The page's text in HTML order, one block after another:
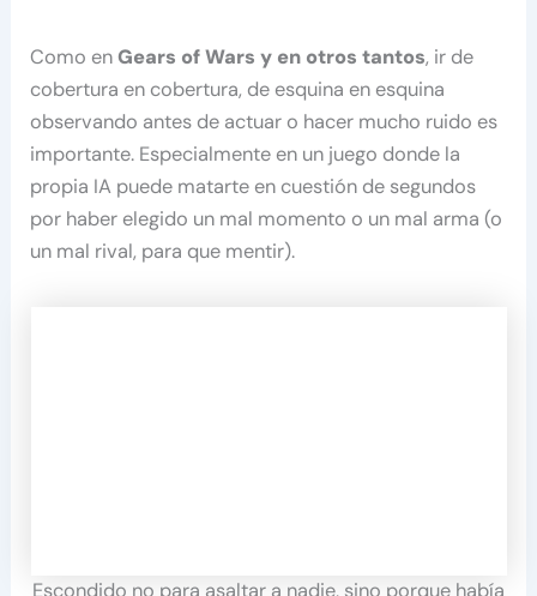
Como enGears of Wars y en otros tantos, ir de
cobertura en cobertura, de esquina en esquina
observando antes de actuar o hacer mucho ruido es
importante. Especialmente en un juego donde la
propia IA puede matarte en cuestión de segundos
por haber elegido un mal momento o un mal arma (o
un mal rival, para que mentir).
Escondido no para asaltar a nadie, sino porque había